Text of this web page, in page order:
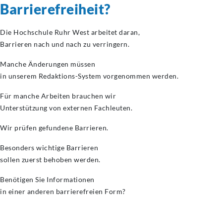
Barrierefreiheit?
Die Hochschule Ruhr West arbeitet daran,
Barrieren nach und nach zu verringern.
Manche Änderungen müssen
in unserem Redaktions-System vorgenommen werden.
Für manche Arbeiten brauchen wir
Unterstützung von externen Fachleuten.
Wir prüfen gefundene Barrieren.
Besonders wichtige Barrieren
sollen zuerst behoben werden.
Benötigen Sie Informationen
in einer anderen barrierefreien Form?